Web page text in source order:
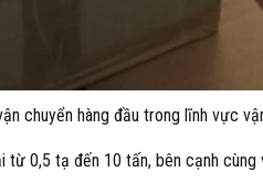
chuyển hàng đầu trong lĩnh vực
từ 0,5 tạ đến 10 tấn, bên cạnh